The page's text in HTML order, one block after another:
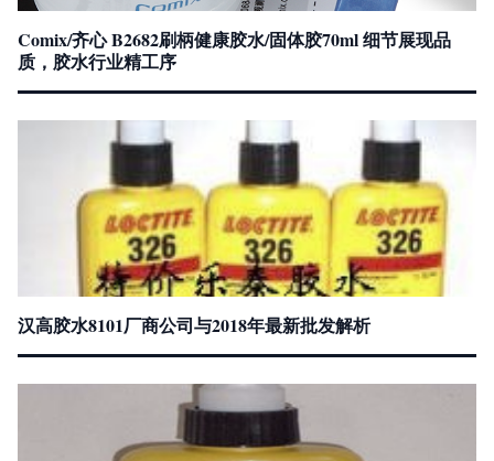
Comix/齐心 B2682刷柄健康胶水/固体胶70ml 细节展现品
质，胶水行业精工序
汉高胶水8101厂商公司与2018年最新批发解析